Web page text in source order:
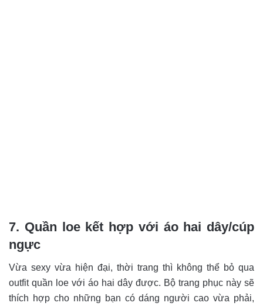
7. Quần loe kết hợp với áo hai dây/cúp
ngực
Vừa sexy vừa hiện đại, thời trang thì không thể bỏ qua
outfit quần loe với áo hai dây được. Bộ trang phục này sẽ
thích hợp cho những bạn có dáng người cao vừa phải,